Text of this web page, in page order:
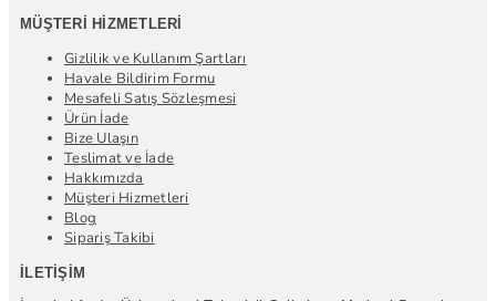
MÜŞTERI HIZMETLERI
Gizlilik ve Kullanım Şartları
Havale Bildirim Formu
Mesafeli Satış Sözleşmesi
Ürün İade
Bize Ulaşın
Teslimat ve İade
Hakkımızda
Müşteri Hizmetleri
Blog
Sipariş Takibi
İLETIŞIM